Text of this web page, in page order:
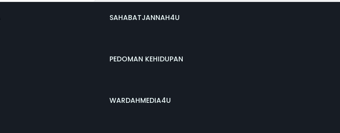
SAHABATJANNAH4U
PEDOMAN KEHIDUPAN
WARDAHMEDIA4U